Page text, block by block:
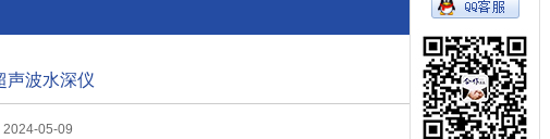
声波水深仪
2024-05-09